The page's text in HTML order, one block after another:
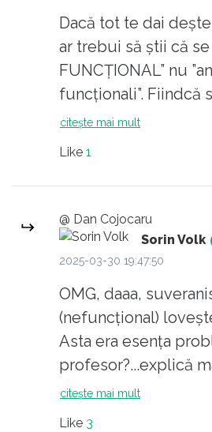
Dacă tot te dai
ar trebui să știi că
FUNCȚIONAL” nu
funcționali”. Fiindcă
analfabeți DIN
înțelegi lucrurile
și la lucruri mai
citește mai mult
Like 1
@ Dan Cojocaru
Sorin Volk
2025-03-30 19:47:50
OMG, daaa,
(nefuncțional)
Asta era esența
profesor?...explică
soroșiștii și ce vrea
citește mai mult
Like 3